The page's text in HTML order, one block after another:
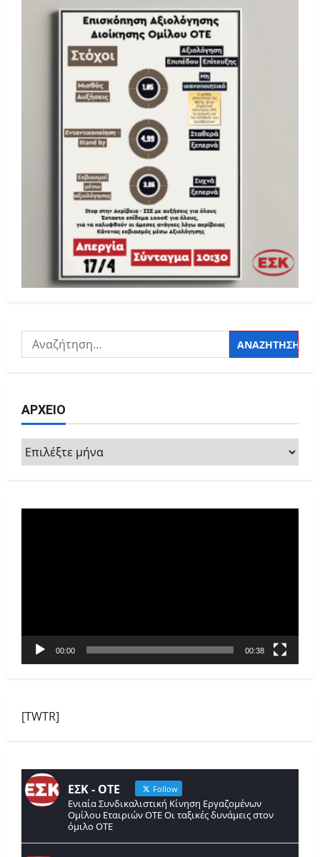
Αναζήτηση
για:
ΑΡΧΕΙΟ
ΑΡΧΕΙΟ
00:00 00:38
[TWTR]
ΕΣΚ - ΟΤΕ Follow
Ενιαία Συνδικαλιστική Κίνηση Εργαζομένων
Ομίλου Εταιριών ΟΤΕ Οι ταξικές δυνάμεις στον
όμιλο ΟΤΕ